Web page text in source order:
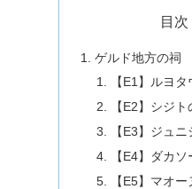
目次
ゲルド地方の祠
【E1】ルヨタ
【E2】シジト
【E3】ジュニ
【E4】ダカ
【E5】マオー